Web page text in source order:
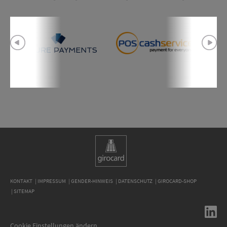
KONTAKT IMPRESSUM GENDER-HINWEIS DATENSCHUTZ
GIROCARD-SHOP
SITEMAP